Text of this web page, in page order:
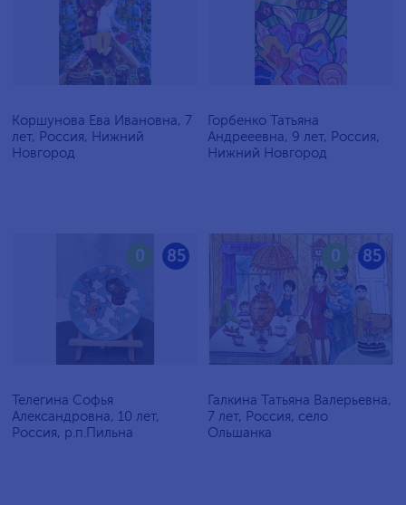
Коршунова Ева Ивановна, 7
лет, Россия, Нижний
Новгород
Горбенко Татьяна
Андрееевна, 9 лет, Россия,
Нижний Новгород
85
0
Телегина Софья
Александровна, 10 лет,
Россия, р.п.Пильна
85
0
Галкина Татьяна Валерьевна,
7 лет, Россия, село
Ольшанка